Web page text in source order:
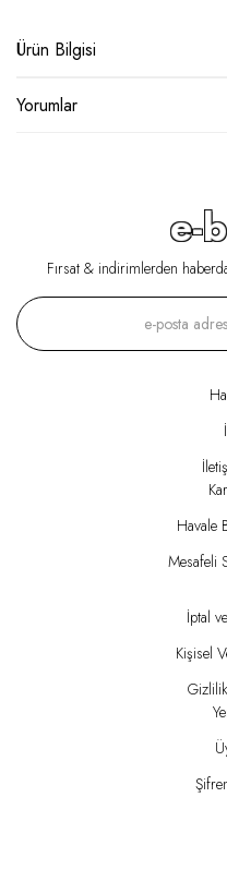
Ürün Bilgisi
Yorumlar
e-
Fırsat & indirimlerden
Havale
Mesafeli
İptal
Kişisel